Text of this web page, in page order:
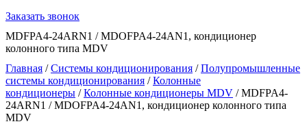
Заказать звонок
MDFPA4-24ARN1 / MDOFPA4-24AN1, кондиционер
колонного типа MDV
Главная /Системы кондиционирования /Полупромышленные
системы кондиционирования /Колонные
кондиционеры /Колонные кондиционеры MDV / MDFPA4-
24ARN1 / MDOFPA4-24AN1, кондиционер колонного типа
MDV